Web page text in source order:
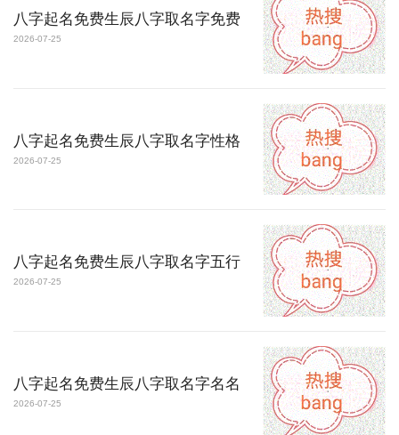
八字起名免费生辰八字取名字免费
2026-07-25
八字起名免费生辰八字取名字性格
2026-07-25
八字起名免费生辰八字取名字五行
2026-07-25
八字起名免费生辰八字取名字名名
2026-07-25